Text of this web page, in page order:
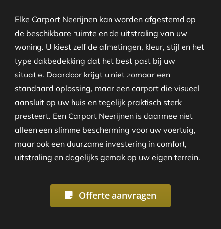
Elke Carport Neerijnen kan worden afgestemd op
de beschikbare ruimte en de uitstraling van uw
woning. U kiest zelf de afmetingen, kleur, stijl en het
type dakbedekking dat het best past bij uw
situatie. Daardoor krijgt u niet zomaar een
standaard oplossing, maar een carport die visueel
aansluit op uw huis en tegelijk praktisch sterk
presteert. Een Carport Neerijnen is daarmee niet
alleen een slimme bescherming voor uw voertuig,
maar ook een duurzame investering in comfort,
uitstraling en dagelijks gemak op uw eigen terrein.
Offerte aanvragen